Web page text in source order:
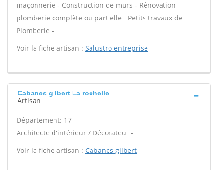
maçonnerie - Construction de murs - Rénovation
plomberie complète ou partielle - Petits travaux de
Plomberie -
Voir la fiche artisan : Salustro entreprise
Cabanes gilbert La rochelle
Artisan
Département: 17
Architecte d'intérieur / Décorateur -
Voir la fiche artisan : Cabanes gilbert